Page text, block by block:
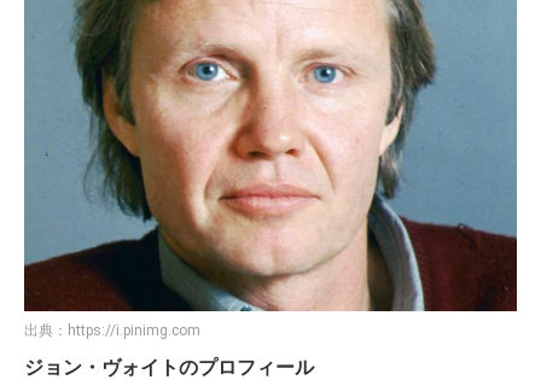
出典： https://i.pinimg.com
ジョン・ヴォイトのプロフィール